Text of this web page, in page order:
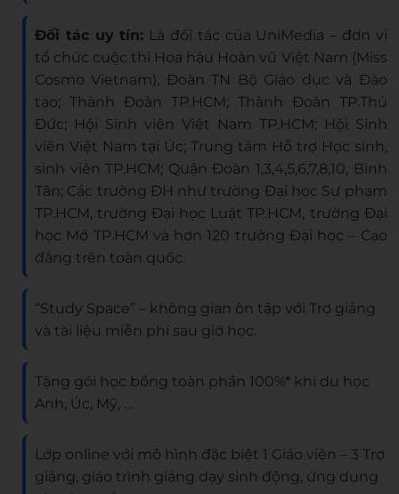
Đối tác uy tín: Là đối tác của UniMedia – đơn vị
tổ chức cuộc thi Hoa hậu Hoàn vũ Việt Nam (Miss
Cosmo Vietnam), Đoàn TN Bộ Giáo dục và Đào
tạo; Thành Đoàn TP.HCM; Thành Đoàn TP.Thủ
Đức; Hội Sinh viên Việt Nam TP.HCM; Hội Sinh
viên Việt Nam tại Úc; Trung tâm Hỗ trợ Học sinh,
sinh viên TP.HCM; Quận Đoàn 1,3,4,5,6,7,8,10, Bình
Tân; Các trường ĐH như trường Đại học Sư phạm
TP.HCM, trường Đại học Luật TP.HCM, trường Đại
học Mở TP.HCM và hơn 120 trường Đại học – Cao
đẳng trên toàn quốc.
“Study Space” – không gian ôn tập với Trợ giảng
và tài liệu miễn phí sau giờ học.
Tặng gói học bổng toàn phần 100%* khi du học
Anh, Úc, Mỹ, …
Lớp online với mô hình đặc biệt 1 Giáo viên – 3 Trợ
giảng, giáo trình giảng dạy sinh động, ứng dụng